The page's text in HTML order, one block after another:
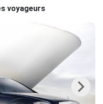
voyageurs
Next